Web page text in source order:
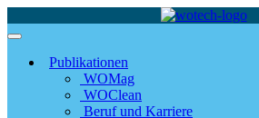
Publikationen
WOMag
WOClean
Beruf und Karriere